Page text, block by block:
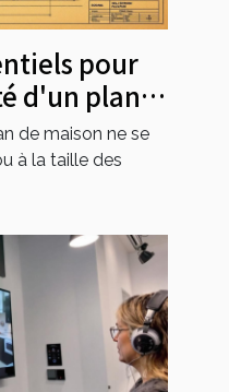
pour
d'un plan
de maison ne se
à la taille des